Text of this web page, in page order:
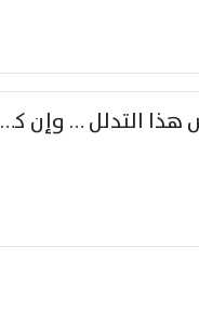
أفاطم مهلا بعض هذا التدلل … وإن كنت قد أزمعت صرمي فأجملي